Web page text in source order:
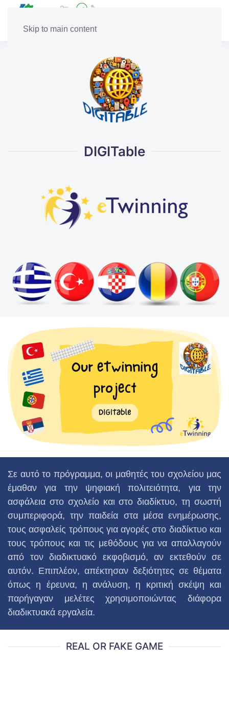
Skip to main content
DIGITable
Σε αυτό το πρόγραμμα, οι μαθητές του σχολείου μας
έμαθαν για την ψηφιακή πολιτειότητα, για την
ασφάλεια στο σχολείο και στο διαδίκτυο, τη σωστή
συμπεριφορά, την παιδεία στα μέσα ενημέρωσης,
τους ασφαλείς τρόπους για αγορές στο διαδίκτυο και
τους τρόπους και τις μεθόδους για να απαλλαγούν
από τον διαδικτυακό εκφοβισμό, αν εκτεθούν σε
αυτόν. Επιπλέον, απέκτησαν δεξιότητες σε θέματα
όπως η έρευνα, η ανάλυση, η κριτική σκέψη και
παρήγαγαν μελέτες χρησιμοποιώντας διάφορα
διαδικτυακά εργαλεία.
REAL OR FAKE GAME